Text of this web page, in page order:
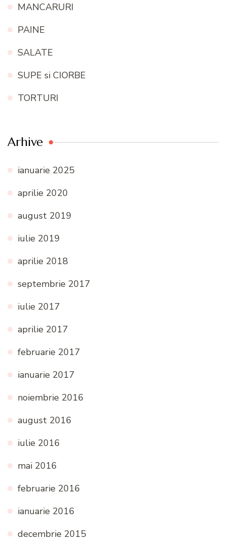
MANCARURI
PAINE
SALATE
SUPE si CIORBE
TORTURI
Arhive
ianuarie 2025
aprilie 2020
august 2019
iulie 2019
aprilie 2018
septembrie 2017
iulie 2017
aprilie 2017
februarie 2017
ianuarie 2017
noiembrie 2016
august 2016
iulie 2016
mai 2016
februarie 2016
ianuarie 2016
decembrie 2015